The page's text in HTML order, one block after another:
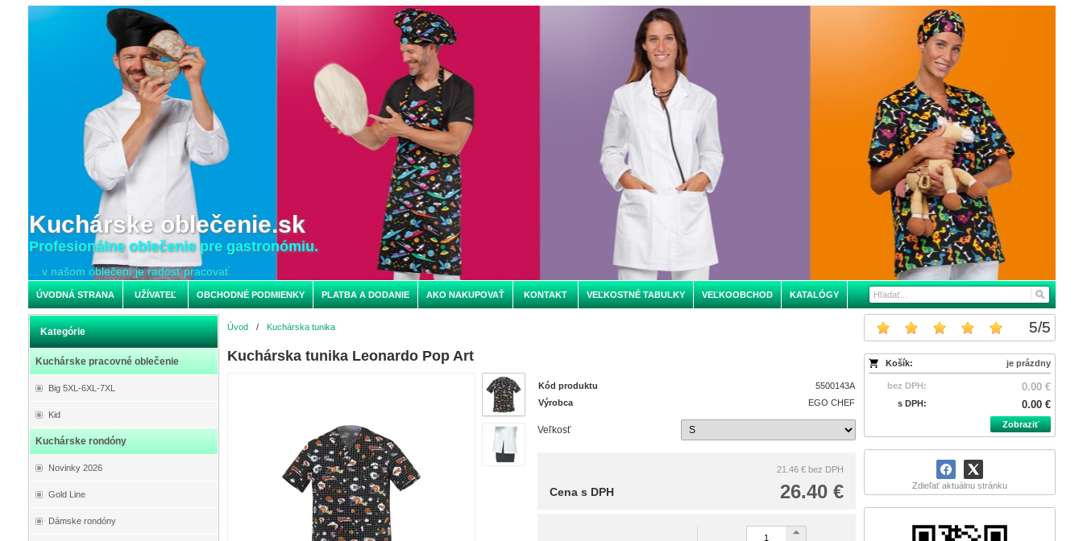
Kuchárske oblečenie.sk
Profesionálne oblečenie pre gastronómiu.
... v našom oblečení je radosť pracovať
ÚVODNÁ STRANA UŽÍVATEĽ OBCHODNÉ PODMIENKY PLATBA A DODANIE AKO NAKUPOVAŤ KONTAKT VEĽKOSTNÉ TABULKY VEĽKOOBCHOD KATALÓGY
Kategórie
Kuchárske pracovné oblečenie
Big 5XL-6XL-7XL
Kid
Kuchárske rondóny
Novinky 2026
Gold Line
Dámske rondóny
5/5
Košík: je prázdny
bez DPH: 0.00 €
s DPH: 0.00 €
Zobraziť
Zdieľať aktuálnu stránku
Úvod / Kuchárska tunika
Kuchárska tunika Leonardo Pop Art
Kód produktu
5500143A
Výrobca
EGO CHEF
Veľkosť
21.46 € bez DPH
26.40 €
Cena s DPH